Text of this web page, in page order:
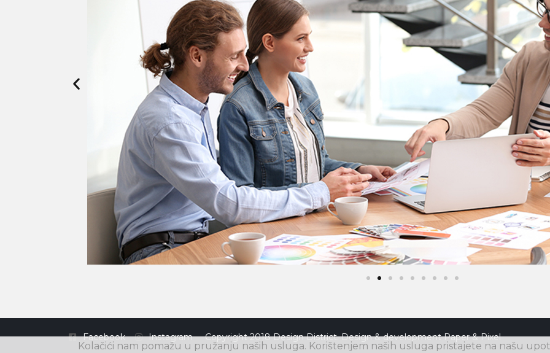
Facebook Instagram Copyright 2018 Design District. Design & developmentPaper & Pixel
Kolačići nam pomažu u pružanju naših usluga. Korištenjem naših usluga pristajete na našu